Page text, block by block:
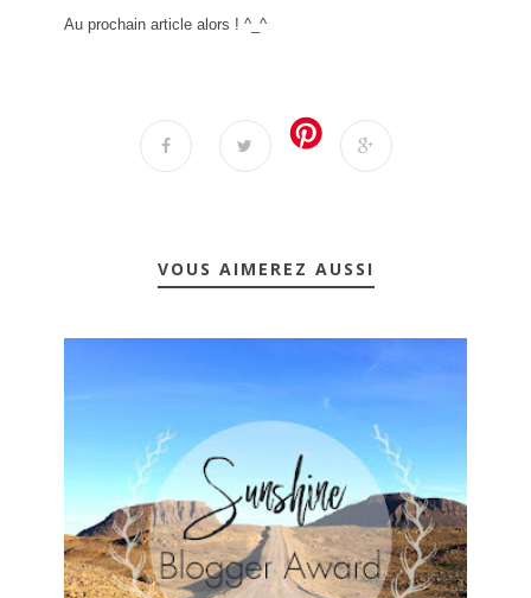
Au prochain article alors ! ^_^
VOUS AIMEREZ AUSSI